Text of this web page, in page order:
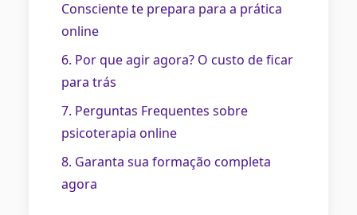
Consciente te prepara para a prática
online
6. Por que agir agora? O custo de ficar
para trás
7. Perguntas Frequentes sobre
psicoterapia online
8. Garanta sua formação completa
agora